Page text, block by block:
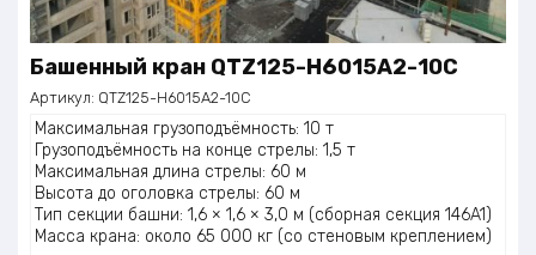
Башенный кран QTZ125-H6015A2-10C
Артикул: QTZ125-H6015A2-10C
Максимальная грузоподъёмность: 10 т
Грузоподъёмность на конце стрелы: 1,5 т
Максимальная длина стрелы: 60 м
Высота до оголовка стрелы: 60 м
Тип секции башни: 1,6 × 1,6 × 3,0 м (сборная секция 146A1)
Масса крана: около 65 000 кг (со стеновым креплением)